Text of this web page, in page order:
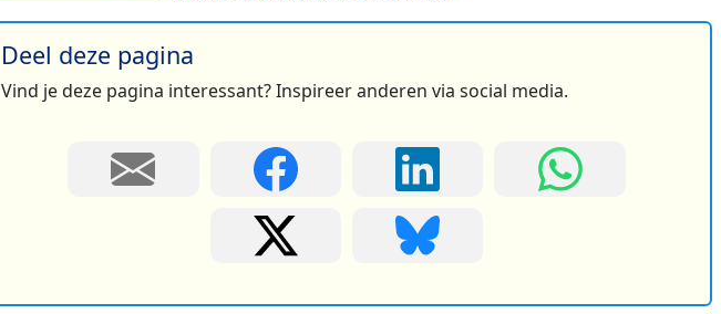
Deel deze pagina
Vind je deze pagina interessant? Inspireer anderen via social media.